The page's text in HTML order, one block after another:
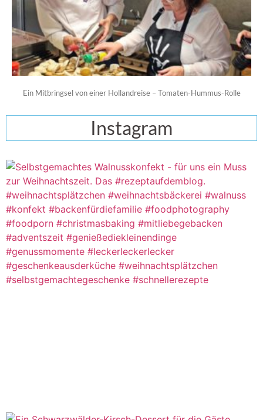
Ein Mitbringsel von einer Hollandreise – Tomaten-Hummus-Rolle
Instagram